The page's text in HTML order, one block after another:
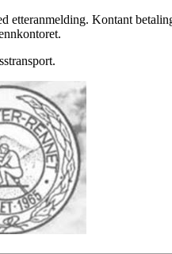
etteranmelding. Kontant